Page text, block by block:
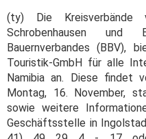
(ty) Die Kreisverbände
Schrobenhausen und
Bauernverbandes (BBV),
Touristik-GmbH für alle
Namibia an. Diese findet
Montag, 16. November,
sowie weitere
Geschäftsstelle in